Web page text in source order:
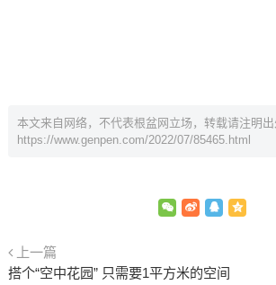
本文来自网络，不代表根盆网立场，转载请注明出
https://www.genpen.com/2022/07/85465.html
上一篇
搭个“空中花园” 只需要1平方米的空间